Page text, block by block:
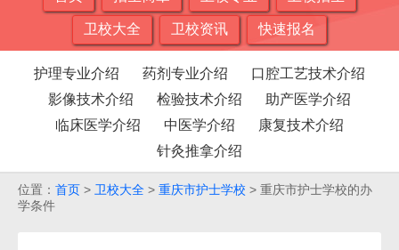
卫校大全 卫校资讯 快速报名
护理专业介绍 药剂专业介绍
口腔工艺技术介绍
影像技术介绍
检验技术介绍
助产医学介绍
临床医学介绍
中医学介绍
康复技术介绍
针灸推拿介绍
位置： 首页 > 卫校大全 > 重庆市护士学校 > 重庆市护士学校的办
学条件